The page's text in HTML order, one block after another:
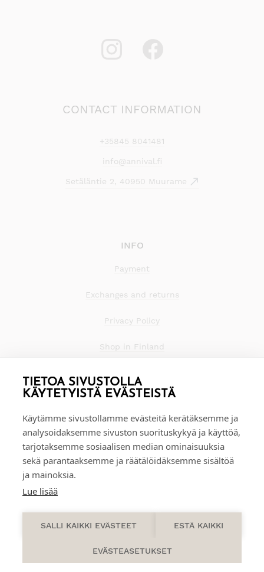
TIETOA SIVUSTOLLA
KÄYTETYISTÄ EVÄSTEISTÄ
Käytämme sivustollamme evästeitä kerätäksemme ja
analysoidaksemme sivuston suorituskykyä ja käyttöä,
tarjotaksemme sosiaalisen median ominaisuuksia
sekä parantaaksemme ja räätälöidäksemme sisältöä
ja mainoksia.
Lue lisää
SALLI KAIKKI EVÄSTEET ESTÄ KAIKKI
EVÄSTEASETUKSET
CONTACT INFORMATION
+35845 8041481
info@annival.fi
Setäläntie 2, 40950 Muurame
INFO
Payment
Exchanges and returns
Privacy Policy
Shop in Finland